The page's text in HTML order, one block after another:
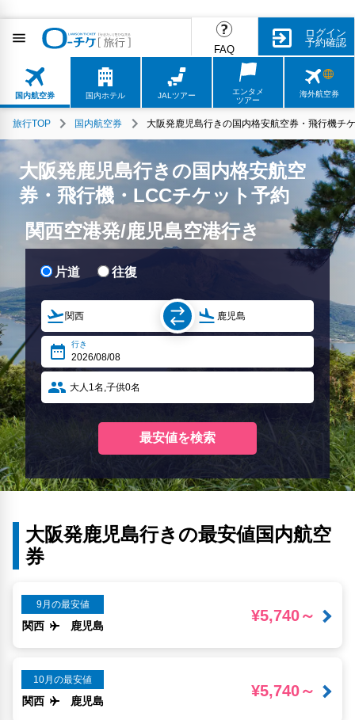
FAQ
ログイン
予約確認
国内航空券 国内ホテル JALツアー
エンタメ
ツアー
海外航空券
旅行TOP 国内航空券 大阪発鹿児島行きの国内格安航空券・飛行機チ
大阪発鹿児島行きの国内格安航空
券・飛行機・LCCチケット予約
関西空港発/鹿児島空港行き
大阪発鹿児島行きの最安値国内航空
券
9月の最安値
関西 鹿児島
¥5,740～
10月の最安値
関西 鹿児島
¥5,740～